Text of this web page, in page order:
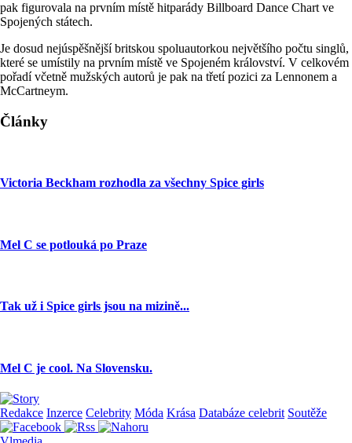
pak figurovala na prvním místě hitparády Billboard Dance Chart ve
Spojených státech.
Je dosud nejúspěšnější britskou spoluautorkou největšího počtu singlů,
které se umístily na prvním místě ve Spojeném království. V celkovém
pořadí včetně mužských autorů je pak na třetí pozici za Lennonem a
McCartneym.
Články
Victoria Beckham rozhodla za všechny Spice girls
Mel C se potlouká po Praze
Tak už i Spice girls jsou na mizině...
Mel C je cool. Na Slovensku.
Redakce Inzerce Celebrity Móda Krása Databáze celebrit Soutěže